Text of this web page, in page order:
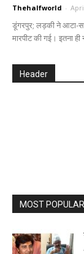
Thehalfworld -
डूंगरपुर; लड़की ने आटा-
मारपीट की गई। इतना ही
Header
MOST POPULAR